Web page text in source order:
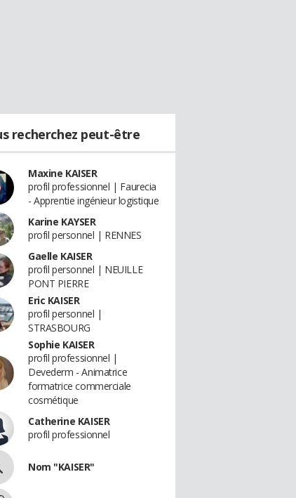
recherchez peut-être
Maxine KAISER
profil professionnel | Faurecia
- Apprentie ingénieur logistique
Karine KAYSER
profil personnel | RENNES
Gaelle KAISER
profil personnel | NEUILLE
PONT PIERRE
Eric KAISER
profil personnel |
STRASBOURG
Sophie KAISER
profil professionnel |
Devederm - Animatrice
formatrice commerciale
cosmétique
Catherine KAISER
profil professionnel
Nom "KAISER"